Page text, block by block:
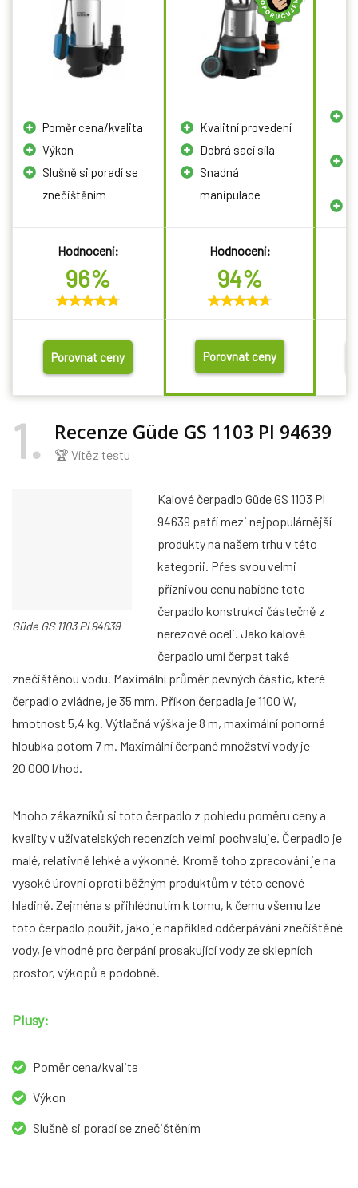
Poměr cena/kvalita
Výkon
Slušně si poradí se
znečištěním
Kvalitní provedení
Dobrá sací síla
Snadná
manipulace
Hodnocení:
96%
Hodnocení:
94%
Porovnat ceny Porovnat ceny
1 Recenze Güde GS 1103 Pl 94639
🏆 Vítěz testu
Güde GS 1103 Pl 94639
Kalové čerpadlo Güde GS 1103 Pl
94639 patří mezi nejpopulárnější
produkty na našem trhu v této
kategorii. Přes svou velmi
příznivou cenu nabídne toto
čerpadlo konstrukci částečně z
nerezové oceli. Jako kalové
čerpadlo umí čerpat také
znečištěnou vodu. Maximální průměr pevných částic, které
čerpadlo zvládne, je 35 mm. Příkon čerpadla je 1100 W,
hmotnost 5,4 kg. Výtlačná výška je 8 m, maximální ponorná
hloubka potom 7 m. Maximální čerpané množství vody je
20 000 l/hod.
Mnoho zákazníků si toto čerpadlo z pohledu poměru ceny a
kvality v uživatelských recenzích velmi pochvaluje. Čerpadlo je
malé, relativně lehké a výkonné. Kromě toho zpracování je na
vysoké úrovni oproti běžným produktům v této cenové
hladině. Zejména s přihlédnutím k tomu, k čemu všemu lze
toto čerpadlo použít, jako je například odčerpávání znečištěné
vody, je vhodné pro čerpání prosakující vody ze sklepních
prostor, výkopů a podobně.
Plusy:
Poměr cena/kvalita
Výkon
Slušně si poradí se znečištěním